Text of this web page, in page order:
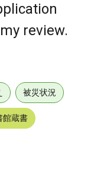
review.
被災状況
館蔵書